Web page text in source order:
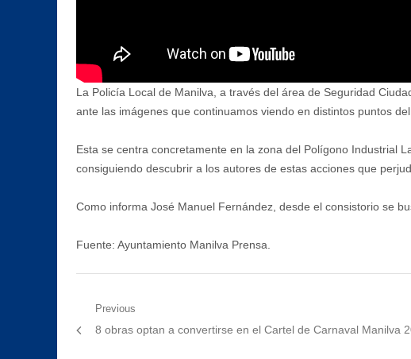
La Policía Local de Manilva, a través del área de Seguridad
ante las imágenes que continuamos viendo en distintos puntos del
Esta se centra concretamente en la zona del Polígono Industrial
consiguiendo descubrir a los autores de estas acciones que
Como informa José Manuel Fernández, desde el consistorio se
Fuente: Ayuntamiento Manilva Prensa.
Navegación
de
Previous
Previous
8 obras optan a convertirse en el Cartel de Carnaval Manilva